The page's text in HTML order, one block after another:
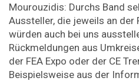
Mourouzidis: Durchs Band
Aussteller, die jeweils an der
würden auch bei uns
Rückmeldungen aus
der FEA Expo oder der CE
Beispielsweise aus der